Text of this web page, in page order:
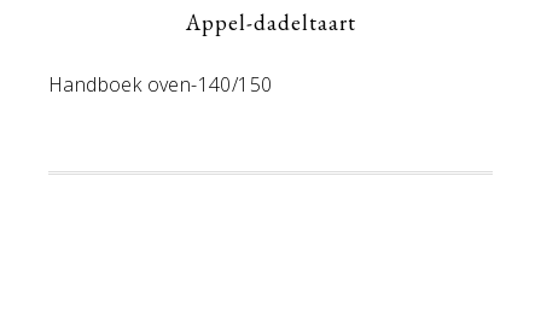
Appel-dadeltaart
Handboek oven-140/150